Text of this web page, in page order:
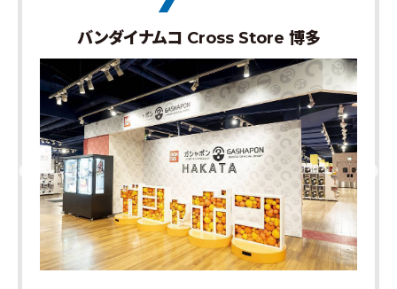
バンダイナムコ Cross Store 博多